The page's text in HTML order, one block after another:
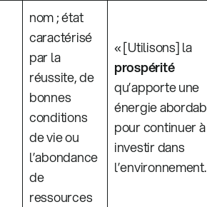
nom ; état
caractérisé
par la
réussite, de
bonnes
conditions
de vie ou
l’abondance
de
ressources
« [Utilisons] la
prospérité
qu’apporte une
énergie
pour continuer à
investir dans